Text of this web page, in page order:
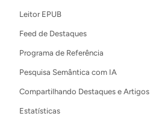
Leitor EPUB
Feed de Destaques
Programa de Referência
Pesquisa Semântica com IA
Compartilhando Destaques e Artigos
Estatísticas